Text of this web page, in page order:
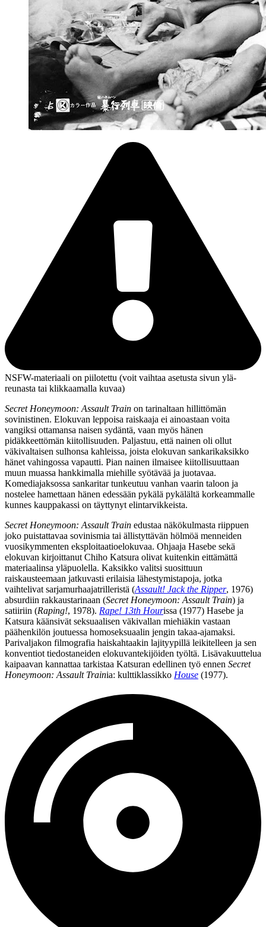
NSFW-materiaali on piilotettu (voit vaihtaa asetusta sivun ylä­
reunasta tai klikkaamalla kuvaa)
Secret Honeymoon: Assault Train on tarinaltaan hillittömän
sovinistinen. Elokuvan leppoisa raiskaaja ei ainoastaan voita
vangiksi ottamansa naisen sydäntä, vaan myös hänen
pidäkkeettömän kiitollisuuden. Paljastuu, että nainen oli ollut
väkivaltaisen sulhonsa kahleissa, joista elokuvan sankarikaksikko
hänet vahingossa vapautti. Pian nainen ilmaisee kiitollisuuttaan
muun muassa hankkimalla miehille syötävää ja juotavaa.
Komediajaksossa sankaritar tunkeutuu vanhan vaarin taloon ja
nostelee hamettaan hänen edessään pykälä pykälältä korkeammalle
kunnes kauppakassi on täyttynyt elintarvikkeista.
Secret Honeymoon: Assault Train edustaa näkökulmasta riippuen
joko puistattavaa sovinismia tai ällistyttävän hölmöä menneiden
vuosikymmenten eksploitaatioelokuvaa. Ohjaaja Hasebe sekä
elokuvan kirjoittanut Chiho Katsura olivat kuitenkin eittämättä
materiaalinsa yläpuolella. Kaksikko valitsi suosittuun
raiskausteemaan jatkuvasti erilaisia lähestymistapoja, jotka
vaihtelivat sarjamurhaajatrilleristä (Assault! Jack the Ripper, 1976)
absurdiin rakkaustarinaan (Secret Honeymoon: Assault Train) ja
satiiriin (Raping!, 1978). Rape! 13th Hourissa (1977) Hasebe ja
Katsura käänsivät seksuaalisen väkivallan miehiäkin vastaan
päähenkilön joutuessa homoseksuaalin jengin takaa-ajamaksi.
Parivaljakon filmografia haiskahtaakin lajityypillä leikitelleen ja sen
konventiot tiedostaneiden elokuvantekijöiden työltä. Lisävakuuttelua
kaipaavan kannattaa tarkistaa Katsuran edellinen työ ennen Secret
Honeymoon: Assault Trainia: kulttiklassikko House (1977).